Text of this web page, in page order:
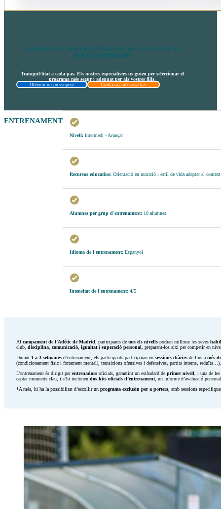
APROFITA LA NOSTRA EXPERIÈNCIA: CONSULTA’NS
SENSE COMPROMÍS
Tranquil·litat a cada pas. Els nostres especialistes us guien per seleccionar el
programa més segur i adequat per als vostres fills.
Obteniu un pressupost
Contacta amb nosaltres
ENTRENAMENT
Nivell:Intermedi - Avançat
Recursos educatius:Orientació en nutrició i estil de vida adaptat al
Alumnes per grup d´entrenament:10 alumnes
Idioma de l'entrenament:Espanyol
Intensitat de l´entrenament:4/5
Al campament de l’Atlètic de Madrid, participants de tots els nivellspodran millorar les seves
club, disciplina, comunicació, igualtati superació personal, preparant-los així per competir en
Durant 1 a 3 setmanesd’entrenament, els participants participaran en sessions diàriesde fins amés
(condicionament físic i fortament mental), transicions ofensives i defensives, partits interns,
L’entrenament és dirigit perentrenadorsoficials, garantint un estàndard de primer nivell, i una de les
captar moments clau, i s’hi inclouen dos kits oficials d’entrenament, un informe d’avaluació
*A més, hi ha la possibilitat d’escollir un programa exclusiu per a porters, amb sessions